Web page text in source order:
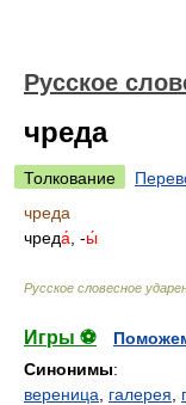
Русское
чреда
Толкование
чреда
чреда́ , -ы́
Русское словесное
Игры ⚽
Синонимы:
вереница
галерея